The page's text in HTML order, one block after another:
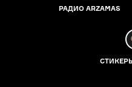
РАДИО ARZAMAS